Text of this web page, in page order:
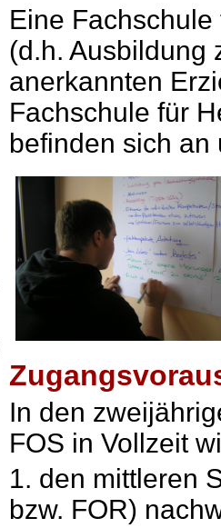
Eine
(d.h. Ausbildung
anerkannten
Fachschule für
befinden sich an
In den
FOS in Vollzeit
1. den mittleren
bzw. FOR)